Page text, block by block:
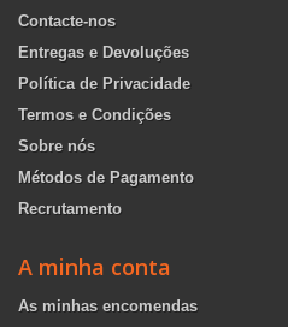
Contacte-nos
Entregas e Devoluções
Política de Privacidade
Termos e Condições
Sobre nós
Métodos de Pagamento
Recrutamento
A minha conta
As minhas encomendas